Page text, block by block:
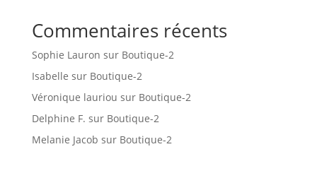
Commentaires récents
Sophie Lauron sur Boutique-2
Isabelle sur Boutique-2
Véronique lauriou sur Boutique-2
Delphine F. sur Boutique-2
Melanie Jacob sur Boutique-2